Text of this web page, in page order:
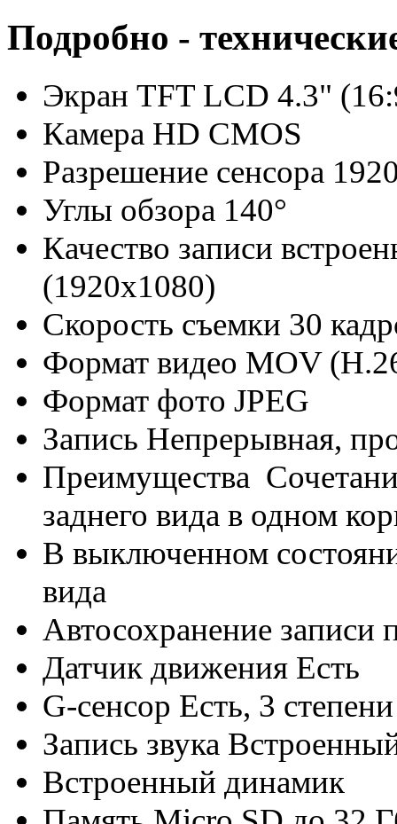
Подробно -
Экран TFT LCD 4.3"
Камера HD CMOS
Разрешение сенсора
Углы обзора 140°
Качество записи
(1920х1080)
Скорость съемки 30
Формат видео MOV
Формат фото JPEG
Запись Непрерывная,
Преимущества
заднего вида в одном
В выключенном
вида
Автосохранение записи
Датчик движения Есть
G-сенсор Есть, 3
Запись звука
Встроенный динамик